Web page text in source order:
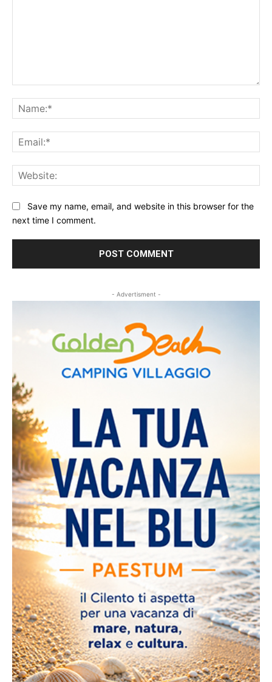
Save my name, email, and website in this browser for the
next time I comment.
- Advertisment -